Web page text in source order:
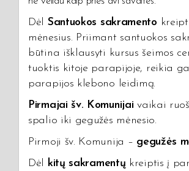
Dėl Santuokos sakramento
mėnesius. Priimant santuokos
būtina išklausyti kursus šeimos
tuoktis kitoje parapijoje, reikia
parapijos klebono leidimą.
Pirmajai šv. Komunijai vaikai
spalio iki gegužės mėnesio.
Pirmoji šv. Komunija – gegužės
Dėl kitų sakramentų kreiptis į